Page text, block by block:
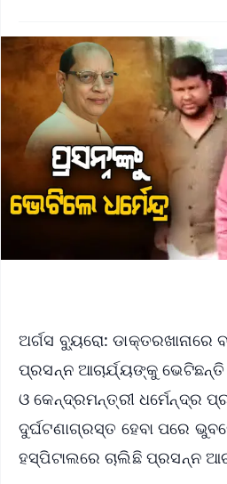
Argus Chalo
ଅର୍ଗସ ବ୍ୟୁରୋ: ଡାକ୍ତରଖାନାରେ
ପ୍ରସନ୍ନ ଆଚାର୍ଯ୍ୟଙ୍କୁ ଭେଟିଛନ୍ତି
ଓ କେନ୍ଦ୍ରମନ୍ତ୍ରୀ ଧର୍ମେନ୍ଦ୍ର
ଦୁର୍ଘଟଣାଗ୍ରସ୍ତ ହେବା ପରେ
ହସ୍ପିଟାଲରେ ଚାଲିଛି ପ୍ରସନ୍ନ